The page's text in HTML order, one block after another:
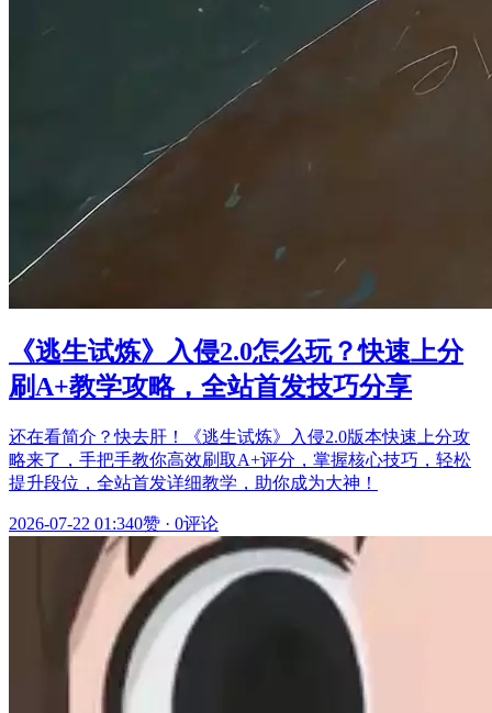
《逃生试炼》入侵2.0怎么玩？快速上分
刷A+教学攻略，全站首发技巧分享
还在看简介？快去肝！《逃生试炼》入侵2.0版本快速上分攻
略来了，手把手教你高效刷取A+评分，掌握核心技巧，轻松
提升段位，全站首发详细教学，助你成为大神！
2026-07-22 01:340赞 · 0评论